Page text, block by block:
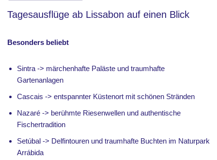
Tagesausflüge ab Lissabon auf einen Blick
Besonders beliebt
Sintra -> märchenhafte Paläste und traumhafte
Gartenanlagen
Cascais -> entspannter Küstenort mit schönen Stränden
Nazaré -> berühmte Riesenwellen und authentische
Fischertradition
Setúbal -> Delfintouren und traumhafte Buchten im Naturpark
Arrábida